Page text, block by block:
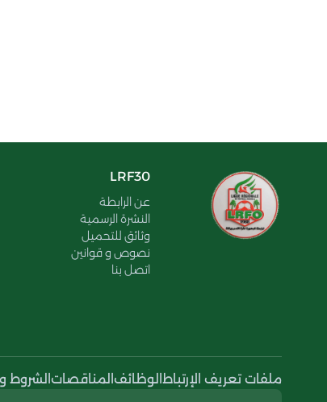
LRF30
عن الرابطة
النشرة الرسمية
وثائق للتحميل
نصوص و قوانين
اتصل بنا
ملفات تعريف الإرتباط الوظائف المناقصات الشروط